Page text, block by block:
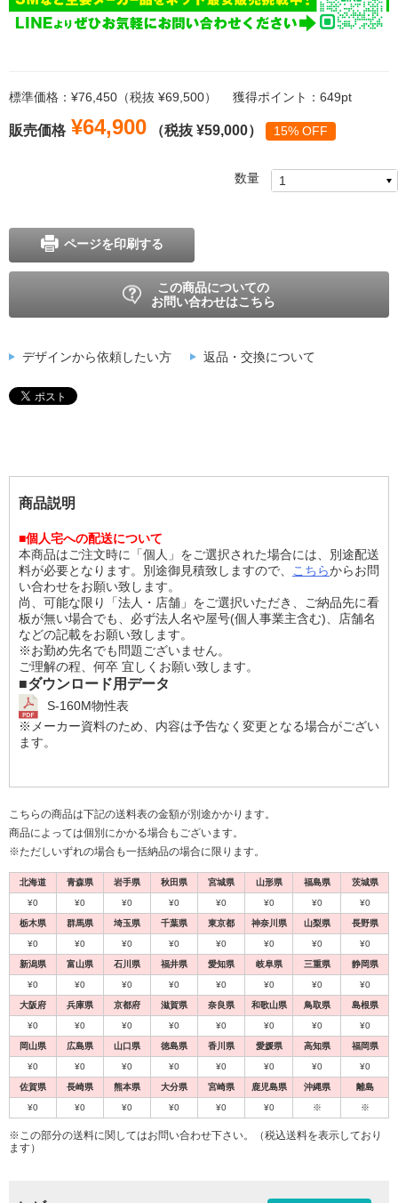
標準価格：¥76,450（税抜 ¥69,500） 獲得ポイント：649pt
販売価格 ¥64,900 （税抜 ¥59,000） 15% OFF
数量
ページを印刷する
この商品についての
お問い合わせはこちら
デザインから依頼したい方 返品・交換について
商品説明
■個人宅への配送について
本商品はご注文時に「個人」をご選択された場合には、別途配送
料が必要となります。別途御見積致しますので、
こちらからお問
い合わせをお願い致します。
尚、可能な限り「法人・店舗」をご選択いただき、ご納品先に看
板が無い場合でも、必ず法人名や屋号(個人事業主含む)、店舗名
などの記載をお願い致します。
※お勤め先名でも問題ございません。
ご理解の程、何卒 宜しくお願い致します。
■ダウンロード用データ
S-160M物性表
※メーカー資料のため、内容は予告なく変更となる場合がござい
ます。
こちらの商品は下記の送料表の金額が別途かかります。
商品によっては個別にかかる場合もございます。
※ただしいずれの場合も一括納品の場合に限ります。
※この部分の送料に関してはお問い合わせ下さい。（税込送料を表示しており
ます）
北海道 青森県 岩手県 秋田県 宮城県 山形県 福島県 茨城県
¥0 ¥0 ¥0 ¥0 ¥0 ¥0 ¥0 ¥0
栃木県 群馬県 埼玉県 千葉県 東京都 神奈川県 山梨県 長野県
¥0 ¥0 ¥0 ¥0 ¥0 ¥0 ¥0 ¥0
新潟県 富山県 石川県 福井県 愛知県 岐阜県 三重県 静岡県
¥0 ¥0 ¥0 ¥0 ¥0 ¥0 ¥0 ¥0
大阪府 兵庫県 京都府 滋賀県 奈良県 和歌山県 鳥取県 島根県
¥0 ¥0 ¥0 ¥0 ¥0 ¥0 ¥0 ¥0
岡山県 広島県 山口県 徳島県 香川県 愛媛県 高知県 福岡県
¥0 ¥0 ¥0 ¥0 ¥0 ¥0 ¥0 ¥0
佐賀県 長崎県 熊本県 大分県 宮崎県 鹿児島県 沖縄県 離島
¥0 ¥0 ¥0 ¥0 ¥0 ¥0 ※ ※